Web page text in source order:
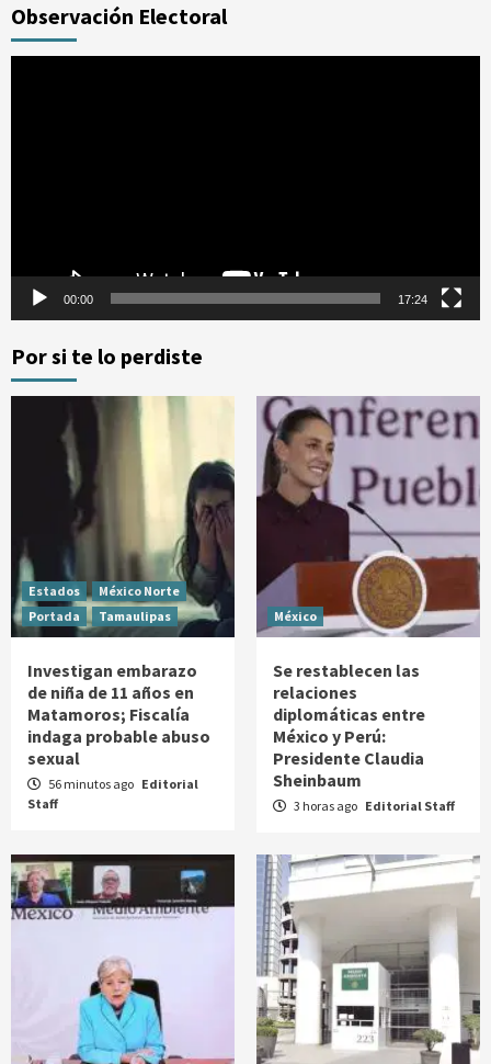
Observación Electoral
00:00 17:24
Por si te lo perdiste
Estados
México Norte
Portada
Tamaulipas
Investigan embarazo
de niña de 11 años en
Matamoros; Fiscalía
indaga probable abuso
sexual
56 minutos ago Editorial
Staff
México
Se restablecen las
relaciones
diplomáticas entre
México y Perú:
Presidente Claudia
Sheinbaum
3 horas ago Editorial Staff